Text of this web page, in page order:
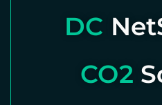
DC
CO2